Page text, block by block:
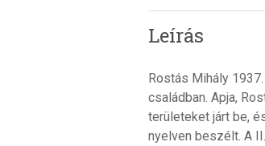
Leírás
Rostás Mihály
családban. Apja,
területeket járt be,
nyelven beszélt. A